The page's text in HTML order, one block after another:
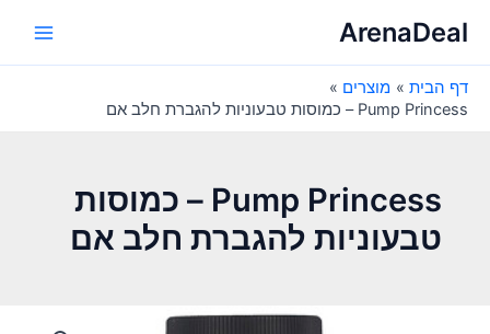
לתוכןArenaDeal
דף הבית
מוצרים
Pump Princess – כמוסות טבעוניות להגברת חלב אם
Pump Princess – כמוסות
טבעוניות להגברת חלב אם